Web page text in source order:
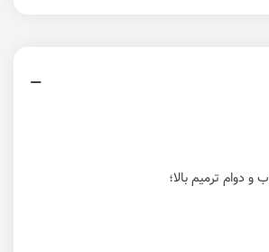
دوام ترمیم بالا؛